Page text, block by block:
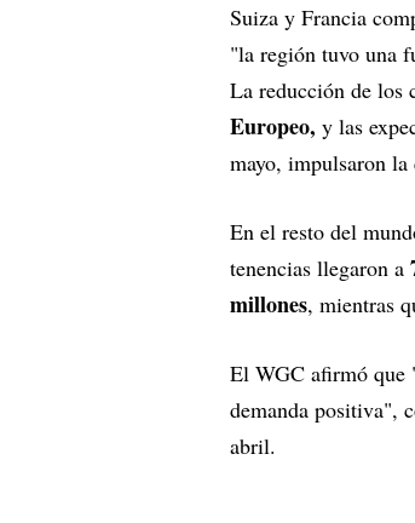
Suiza y Francia
"la región tuvo una
La reducción de los
Europeo, y las
mayo, impulsaron
En el resto del
tenencias llegaron a
millones, mientras
El WGC afirmó que
demanda positiva",
abril.